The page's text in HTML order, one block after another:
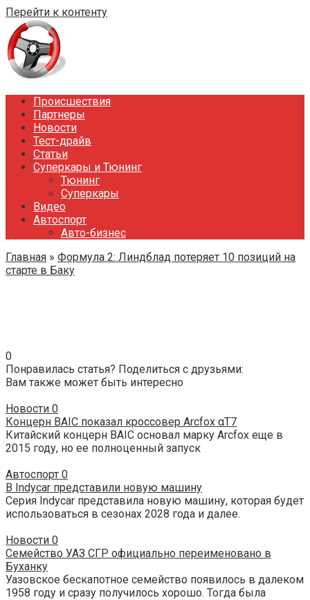
Перейти к контенту
Происшествия
Партнеры
Новости
Тест-драйв
Статьи
Суперкары и Тюнинг
Тюнинг
Суперкары
Видео
Автоспорт
Авто-бизнес
Главная » Формула 2: Линдблад потеряет 10 позиций на
старте в Баку
0
Понравилась статья? Поделиться с друзьями:
Вам также может быть интересно
Новости 0
Концерн BAIC показал кроссовер Arcfox αT7
Китайский концерн BAIC основал марку Arcfox еще в
2015 году, но ее полноценный запуск
Автоспорт 0
В Indycar представили новую машину
Серия Indycar представила новую машину, которая будет
использоваться в сезонах 2028 года и далее.
Новости 0
Семейство УАЗ СГР официально переименовано в
Буханку
Уазовское бескапотное семейство появилось в далеком
1958 году и сразу получилось хорошо. Тогда была